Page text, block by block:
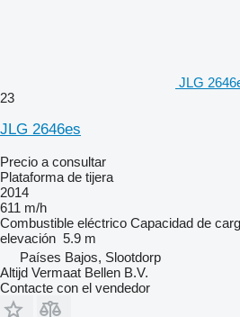
JLG
23
JLG 2646es
Precio a consultar
Plataforma de tijera
2014
611 m/h
Combustible eléctrico Capacidad de
elevación 5.9 m
Países Bajos, Slootdorp
Altijd Vermaat Bellen B.V.
Contacte con el vendedor